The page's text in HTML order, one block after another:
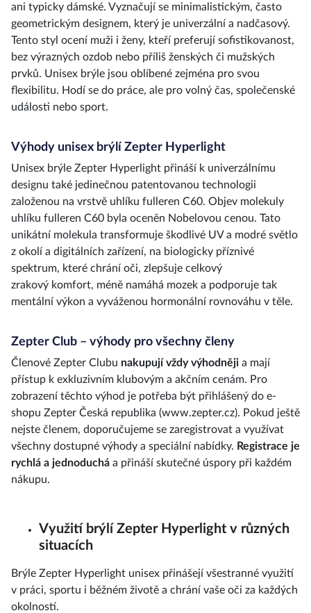
ani typicky dámské. Vyznačují se minimalistickým, často
geometrickým designem, který je univerzální a nadčasový.
Tento styl ocení muži i ženy, kteří preferují sofistikovanost,
bez výrazných ozdob nebo příliš ženských či mužských
prvků. Unisex brýle jsou oblíbené zejména pro svou
flexibilitu. Hodí se do práce, ale pro volný čas, společenské
události nebo sport.
Výhody unisex brýlí Zepter Hyperlight
Unisex brýle Zepter Hyperlight přináší k univerzálnímu
designu také jedinečnou patentovanou technologii
založenou na vrstvě uhlíku fulleren C60. Objev molekuly
uhlíku fulleren C60 byla oceněn Nobelovou cenou. Tato
unikátní molekula transformuje škodlivé UV a modré světlo
z okolí a digitálních zařízení, na biologicky příznivé
spektrum, které chrání oči, zlepšuje celkový
zrakový komfort, méně namáhá mozek a podporuje tak
mentální výkon a vyváženou hormonální rovnováhu v těle.
Zepter Club – výhody pro všechny členy
Členové Zepter Clubu nakupují vždy výhodněji a mají
přístup k exkluzivním klubovým a akčním cenám. Pro
zobrazení těchto výhod je potřeba být přihlášený do e-
shopu Zepter Česká republika (www.zepter.cz). Pokud ještě
nejste členem, doporučujeme se zaregistrovat a využívat
všechny dostupné výhody a speciální nabídky. Registrace je
rychlá a jednoduchá a přináší skutečné úspory při každém
nákupu.
Využití brýlí Zepter Hyperlight v různých
situacích
Brýle Zepter Hyperlight unisex přinášejí všestranné využití
v práci, sportu i běžném životě a chrání vaše oči za každých
okolností.